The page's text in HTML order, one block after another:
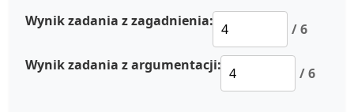
Wynik zadania z zagadnienia: / 6
Wynik zadania z argumentacji: / 6